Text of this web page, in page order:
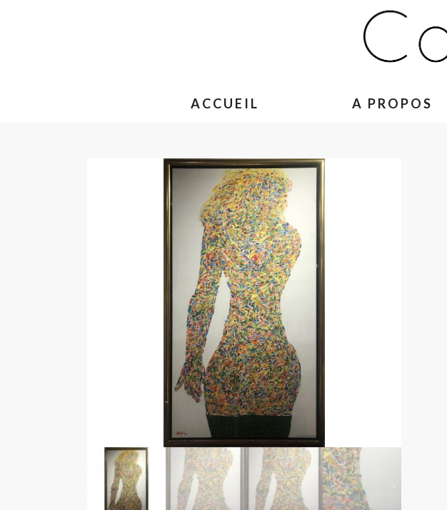
ACCUEIL A PROPOS